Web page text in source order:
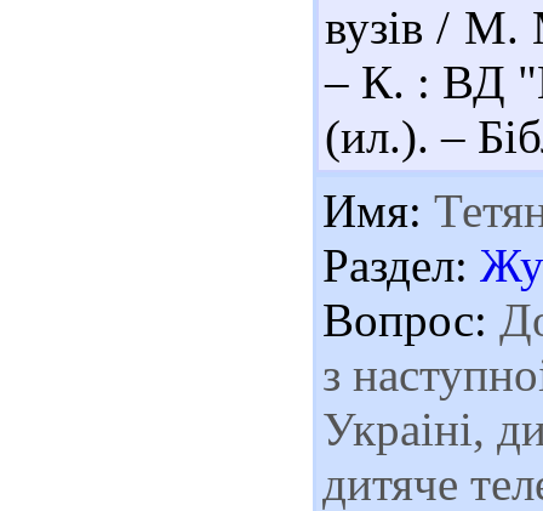
вузів /
– К. : ВД
(ил.). –
Имя:
Раздел:
Вопрос:
з
Украіні,
дитяче